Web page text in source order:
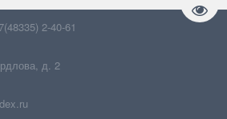
2-40-61
д. 2